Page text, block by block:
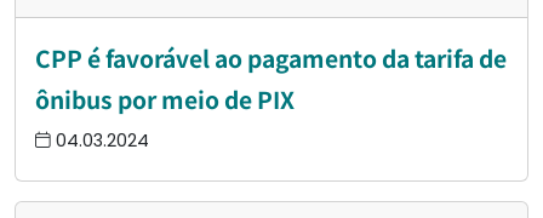
CPP é favorável ao pagamento da tarifa de
ônibus por meio de PIX
04.03.2024